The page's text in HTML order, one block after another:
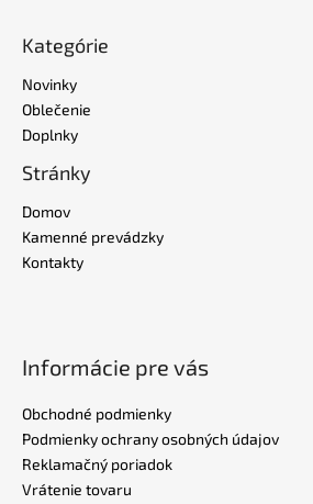
Kategórie
Novinky
Oblečenie
Doplnky
Stránky
Domov
Kamenné prevádzky
Kontakty
Informácie pre vás
Obchodné podmienky
Podmienky ochrany osobných údajov
Reklamačný poriadok
Vrátenie tovaru